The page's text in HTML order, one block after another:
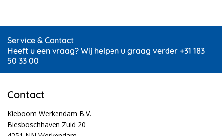
Service & Contact
Heeft u een vraag? Wij helpen u graag verder +31 183
50 33 00
Contact
Kieboom Werkendam B.V.
Biesboschhaven Zuid 20